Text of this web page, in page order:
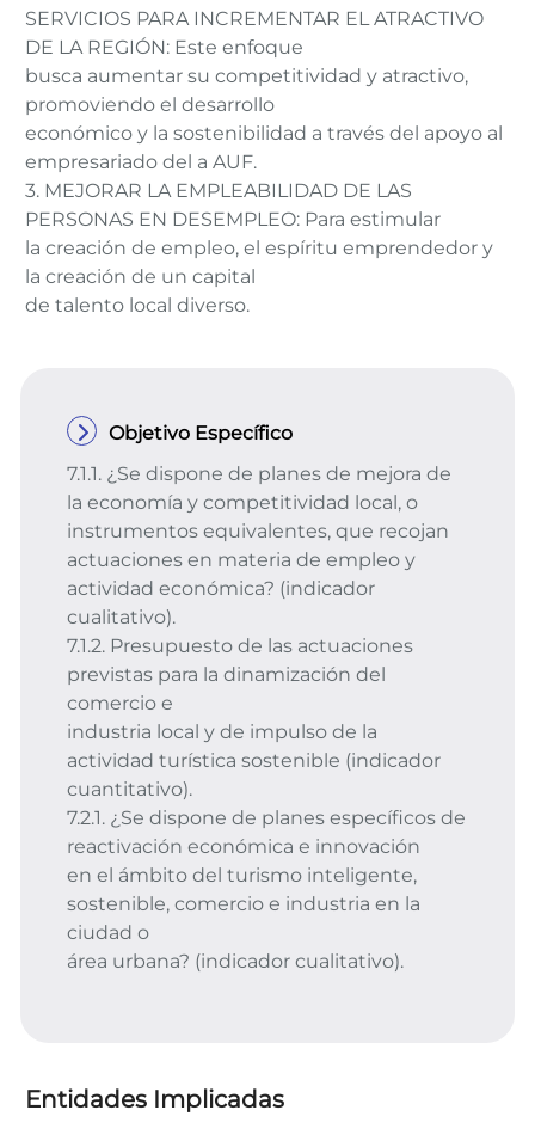
SERVICIOS PARA INCREMENTAR EL ATRACTIVO
DE LA REGIÓN: Este enfoque
busca aumentar su competitividad y atractivo,
promoviendo el desarrollo
económico y la sostenibilidad a través del apoyo al
empresariado del a AUF.
3. MEJORAR LA EMPLEABILIDAD DE LAS
PERSONAS EN DESEMPLEO: Para estimular
la creación de empleo, el espíritu emprendedor y
la creación de un capital
de talento local diverso.
Objetivo Específico
7.1.1. ¿Se dispone de planes de mejora de
la economía y competitividad local, o
instrumentos equivalentes, que recojan
actuaciones en materia de empleo y
actividad económica? (indicador
cualitativo).
7.1.2. Presupuesto de las actuaciones
previstas para la dinamización del
comercio e
industria local y de impulso de la
actividad turística sostenible (indicador
cuantitativo).
7.2.1. ¿Se dispone de planes específicos de
reactivación económica e innovación
en el ámbito del turismo inteligente,
sostenible, comercio e industria en la
ciudad o
área urbana? (indicador cualitativo).
Entidades Implicadas